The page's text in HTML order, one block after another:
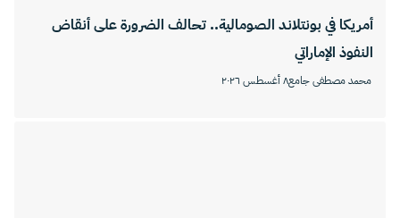
أمريكا في بونتلاند الصومالية.. تحالف الضرورة على أنقاض
النفوذ الإماراتي
محمد مصطفى جامع٨ أغسطس ٢٠٢٦